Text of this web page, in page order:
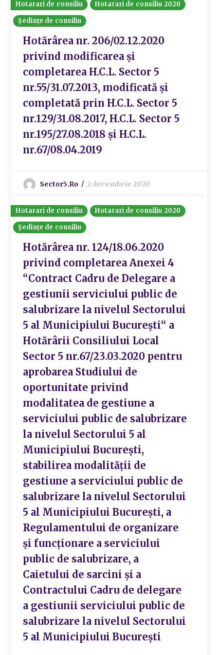
Hotarari de consiliu
Hotarari de consiliu 2020
Ședințe de consiliu
Hotărârea nr. 206/02.12.2020
privind modificarea și
completarea H.C.L. Sector 5
nr.55/31.07.2013, modificată și
completată prin H.C.L. Sector 5
nr.129/31.08.2017, H.C.L. Sector 5
nr.195/27.08.2018 și H.C.L.
nr.67/08.04.2019
Sector5.ro 2 decembrie 2020
Hotarari de consiliu
Hotarari de consiliu 2020
Ședințe de consiliu
Hotărârea nr. 124/18.06.2020
privind completarea Anexei 4
“Contract Cadru de Delegare a
gestiunii serviciului public de
salubrizare la nivelul Sectorului
5 al Municipiului București“ a
Hotărârii Consiliului Local
Sector 5 nr.67/23.03.2020 pentru
aprobarea Studiului de
oportunitate privind
modalitatea de gestiune a
serviciului public de salubrizare
la nivelul Sectorului 5 al
Municipiului București,
stabilirea modalității de
gestiune a serviciului public de
salubrizare la nivelul Sectorului
5 al Municipiului București, a
Regulamentului de organizare
și funcționare a serviciului
public de salubrizare, a
Caietului de sarcini și a
Contractului Cadru de delegare
a gestiunii serviciului public de
salubrizare la nivelul Sectorului
5 al Municipiului București